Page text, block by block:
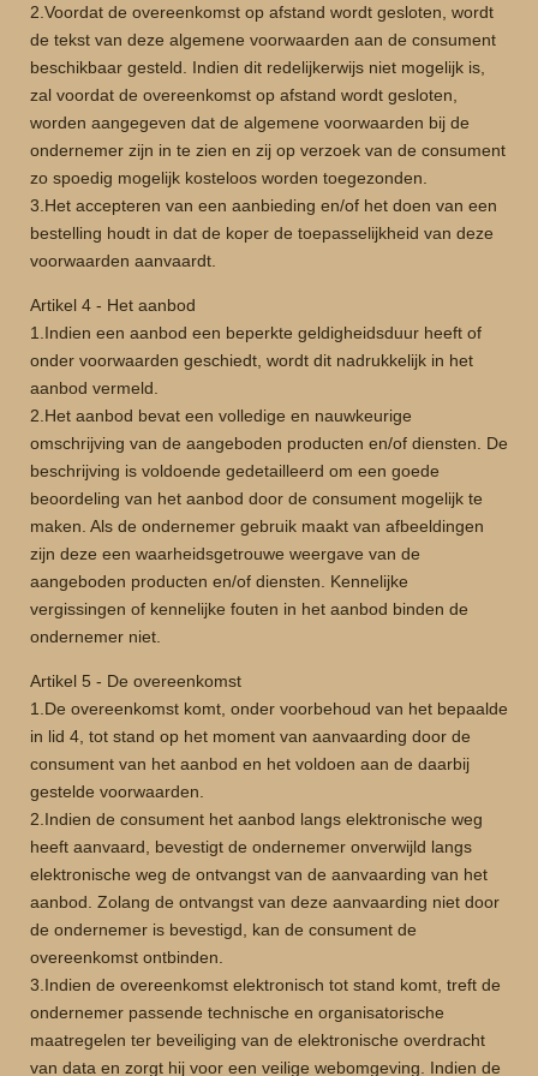
2.Voordat de overeenkomst op afstand wordt gesloten, wordt
de tekst van deze algemene voorwaarden aan de consument
beschikbaar gesteld. Indien dit redelijkerwijs niet mogelijk is,
zal voordat de overeenkomst op afstand wordt gesloten,
worden aangegeven dat de algemene voorwaarden bij de
ondernemer zijn in te zien en zij op verzoek van de consument
zo spoedig mogelijk kosteloos worden toegezonden.
3.Het accepteren van een aanbieding en/of het doen van een
bestelling houdt in dat de koper de toepasselijkheid van deze
voorwaarden aanvaardt.
Artikel 4 - Het aanbod
1.Indien een aanbod een beperkte geldigheidsduur heeft of
onder voorwaarden geschiedt, wordt dit nadrukkelijk in het
aanbod vermeld.
2.Het aanbod bevat een volledige en nauwkeurige
omschrijving van de aangeboden producten en/of diensten. De
beschrijving is voldoende gedetailleerd om een goede
beoordeling van het aanbod door de consument mogelijk te
maken. Als de ondernemer gebruik maakt van afbeeldingen
zijn deze een waarheidsgetrouwe weergave van de
aangeboden producten en/of diensten. Kennelijke
vergissingen of kennelijke fouten in het aanbod binden de
ondernemer niet.
Artikel 5 - De overeenkomst
1.De overeenkomst komt, onder voorbehoud van het bepaalde
in lid 4, tot stand op het moment van aanvaarding door de
consument van het aanbod en het voldoen aan de daarbij
gestelde voorwaarden.
2.Indien de consument het aanbod langs elektronische weg
heeft aanvaard, bevestigt de ondernemer onverwijld langs
elektronische weg de ontvangst van de aanvaarding van het
aanbod. Zolang de ontvangst van deze aanvaarding niet door
de ondernemer is bevestigd, kan de consument de
overeenkomst ontbinden.
3.Indien de overeenkomst elektronisch tot stand komt, treft de
ondernemer passende technische en organisatorische
maatregelen ter beveiliging van de elektronische overdracht
van data en zorgt hij voor een veilige webomgeving. Indien de